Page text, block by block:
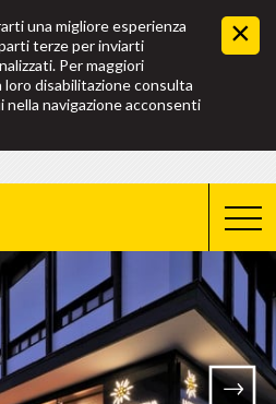
una migliore esperienza
terze per inviarti
Per maggiori
loro disabilitazione consulta
nella navigazione acconsenti